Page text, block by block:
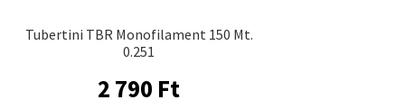
Tubertini TBR Monofilament 150 Mt.
0.251
2 790 Ft